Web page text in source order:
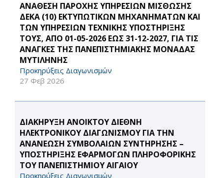
ΑΝΑΘΕΣΗ ΠΑΡΟΧΗΣ ΥΠΗΡΕΣΙΩΝ ΜΙΣΘΩΣΗΣ
ΔΕΚΑ (10) ΕΚΤΥΠΩΤΙΚΩΝ ΜΗΧΑΝΗΜΑΤΩΝ ΚΑΙ
ΤΩΝ ΥΠΗΡΕΣΙΩΝ ΤΕΧΝΙΚΗΣ ΥΠΟΣΤΗΡΙΞΗΣ
ΤΟΥΣ, ΑΠΟ 01-05-2026 ΕΩΣ 31-12-2027, ΓΙΑ ΤΙΣ
ΑΝΑΓΚΕΣ ΤΗΣ ΠΑΝΕΠΙΣΤΗΜΙΑΚΗΣ ΜΟΝΑΔΑΣ
ΜΥΤΙΛΗΝΗΣ
Προκηρύξεις Διαγωνισμών
27 Φεβ 2026
ΔΙΑΚΗΡΥΞΗ ΑΝΟΙΚΤΟΥ ΔΙΕΘΝΗ
ΗΛΕΚΤΡΟΝΙΚΟΥ ΔΙΑΓΩΝΙΣΜΟΥ ΓΙΑ THN
ΑΝΑΝΕΩΣΗ ΣΥΜΒΟΛΑΙΩΝ ΣΥΝΤΗΡΗΣΗΣ –
ΥΠΟΣΤΗΡΙΞΗΣ ΕΦΑΡΜΟΓΩΝ ΠΛΗΡΟΦΟΡΙΚΗΣ
ΤΟΥ ΠΑΝΕΠΙΣΤΗΜΙΟΥ ΑΙΓΑΙΟΥ
Προκηρύξεις Διαγωνισμών